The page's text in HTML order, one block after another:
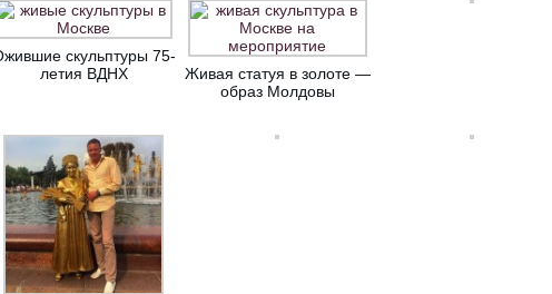
скульптуры 75-
летия ВДНХ
Живая статуя в золоте —
образ Молдовы